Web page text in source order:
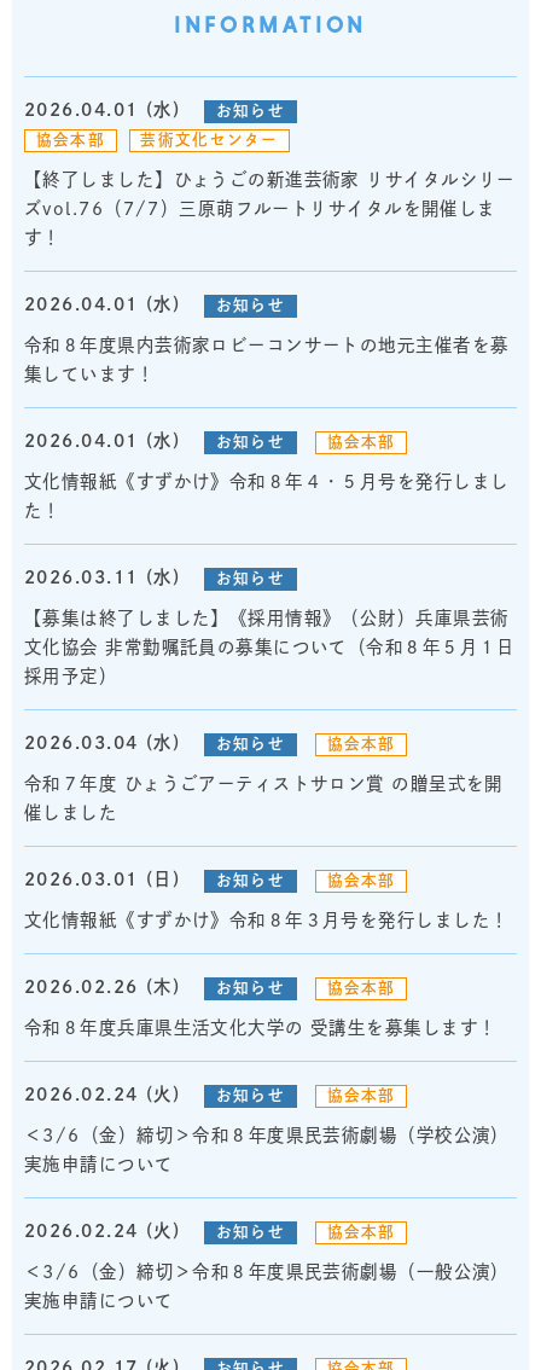
INFORMATION
2026.04.01 (水)
お知らせ
協会本部
芸術文化センター
【終了しました】ひょうごの新進芸術家 リサイタルシリー
ズvol.76（7/7）三原萌フルートリサイタルを開催しま
す！
2026.04.01 (水) お知らせ
令和８年度県内芸術家ロビーコンサートの地元主催者を募
集しています！
2026.04.01 (水) お知らせ 協会本部
文化情報紙《すずかけ》令和８年４・５月号を発行しまし
た！
2026.03.11 (水) お知らせ
【募集は終了しました】《採用情報》（公財）兵庫県芸術
文化協会 非常勤嘱託員の募集について（令和８年５月１日
採用予定）
2026.03.04 (水) お知らせ 協会本部
令和７年度 ひょうごアーティストサロン賞 の贈呈式を開
催しました
2026.03.01 (日) お知らせ 協会本部
文化情報紙《すずかけ》令和８年３月号を発行しました！
2026.02.26 (木) お知らせ 協会本部
令和８年度兵庫県生活文化大学の 受講生を募集します！
2026.02.24 (火) お知らせ 協会本部
＜3/6（金）締切＞令和８年度県民芸術劇場（学校公演）
実施申請について
2026.02.24 (火) お知らせ 協会本部
＜3/6（金）締切＞令和８年度県民芸術劇場（一般公演）
実施申請について